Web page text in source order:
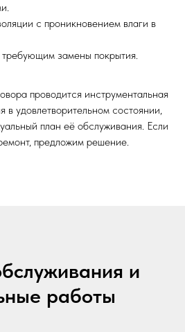
с проникновением влаги в
замены покрытия.
проводится инструментальная
в удовлетворительном состоянии,
план её обслуживания. Если
предложим решение.
и
работы